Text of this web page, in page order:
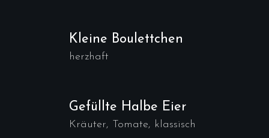
Kleine Boulettchen
herzhaft
Gefüllte Halbe Eier
Kräuter, Tomate, klassisch